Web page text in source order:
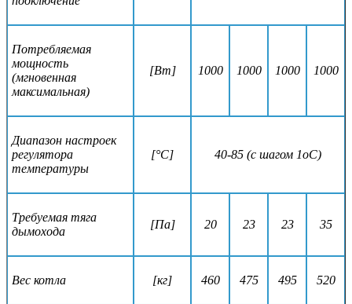
Потребляемая
мощность
(мгновенная
максимальная)
[Вт] 1000 1000 1000 1000
Диапазон настроек
регулятора
температуры
[°C] 40-85 (с шагом 1oC)
Требуемая тяга
дымохода
[Па] 20 23 23 35
Вес котла [кг] 460 475 495 520